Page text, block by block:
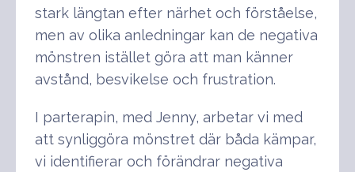
stark längtan efter närhet och förståelse,
men av olika anledningar kan de negativa
mönstren istället göra att man känner
avstånd, besvikelse och frustration.
I parterapin, med Jenny, arbetar vi med
att synliggöra mönstret där båda kämpar,
vi identifierar och förändrar negativa